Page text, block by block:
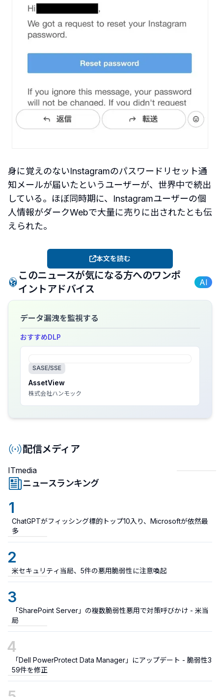
身に覚えのないInstagramのパスワードリセット通
知メールが届いたというユーザーが、世界中で続出
している。ほぼ同時期に、Instagramユーザーの個
人情報がダークWebで大量に売りに出されたとも伝
えられた。
本文を読む
このニュースが気になる方へのワンポ
イントアドバイス
AI
データ漏洩を監視する
おすすめDLP
SASE/SSE
AssetView
株式会社ハンモック
配信メディア
ITmedia
ニュースランキング
1
ChatGPTがフィッシング標的トップ10入り、Microsoftが依然最
多
2
米セキュリティ当局、5件の悪用脆弱性に注意喚起
3
「SharePoint Server」の複数脆弱性悪用で対策呼びかけ - 米当
局
4
「Dell PowerProtect Data Manager」にアップデート - 脆弱性3
59件を修正